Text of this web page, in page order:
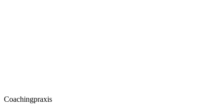
Coachingpraxis